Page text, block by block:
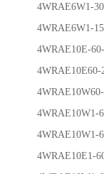
4WRAE6W1-
4WRAE6W1-
4WRAE10E-
4WRAE10W1-
4WRAE10W1-
4WRAE10E1-